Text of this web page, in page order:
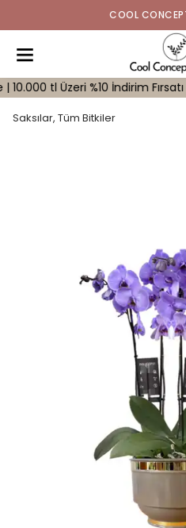
COOL
tl Üzeri %10 İndirim Fırsatı
Saksılar, Tüm Bitkiler